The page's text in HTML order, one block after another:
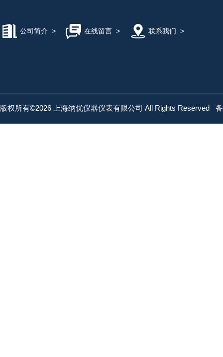
公司简介 > 在线留言> 联系我们 >
版权所有©2026 上海纳优仪器仪表有限公司 All Rights Reserved